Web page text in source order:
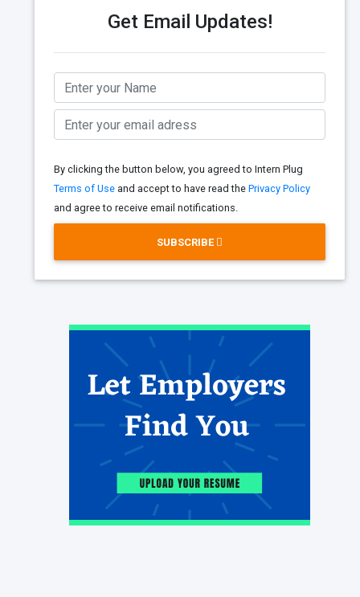
Get Email Updates!
By clicking the button below, you agreed to Intern Plug
Terms of Use and accept to have read the Privacy Policy
and agree to receive email notifications.
SUBSCRIBE